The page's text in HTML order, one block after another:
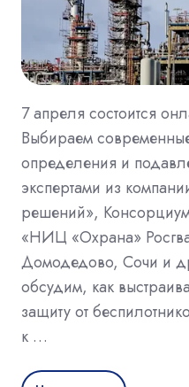
7 апреля состоится
Выбираем
определения и
экспертами из
решений»,
«НИЦ «Охрана»
Домодедово, Сочи и
обсудим, как
защиту от
к …